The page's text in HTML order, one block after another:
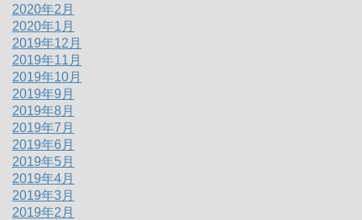
2020年2月
2020年1月
2019年12月
2019年11月
2019年10月
2019年9月
2019年8月
2019年7月
2019年6月
2019年5月
2019年4月
2019年3月
2019年2月